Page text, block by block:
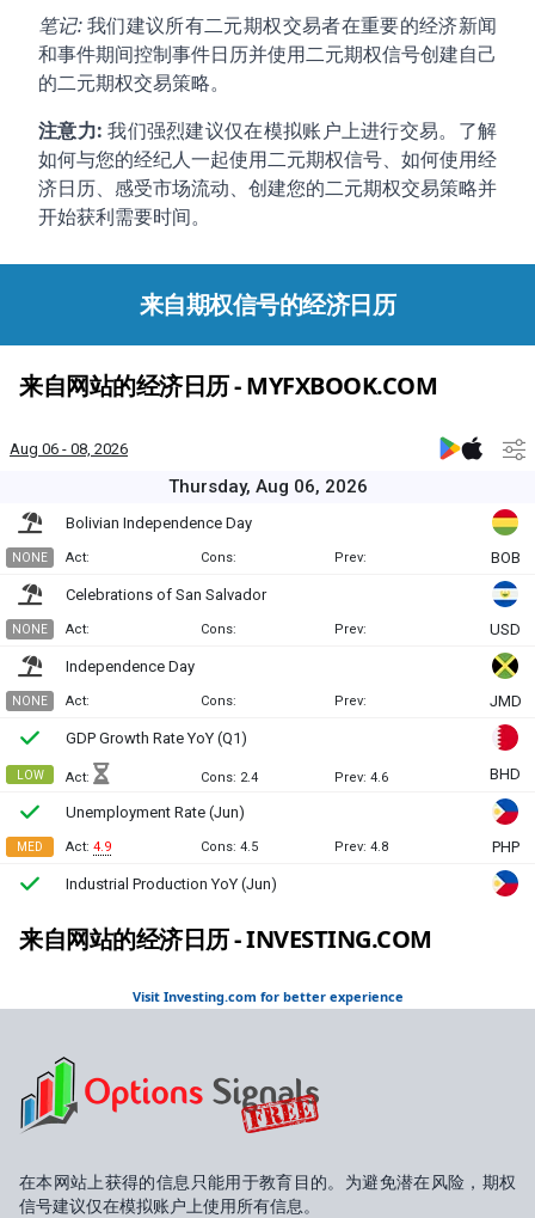
笔记:我们建议所有二元期权交易者在重要的经济新闻
和事件期间控制事件日历并使用二元期权信号创建自己
的二元期权交易策略。
注意力: 我们强烈建议仅在模拟账户上进行交易。了解
如何与您的经纪人一起使用二元期权信号、如何使用经
济日历、感受市场流动、创建您的二元期权交易策略并
开始获利需要时间。
来自期权信号的经济日历
来自网站的经济日历 - MYFXBOOK.COM
来自网站的经济日历 - INVESTING.COM
Visit Investing.com for better experience
在本网站上获得的信息只能用于教育目的。为避免潜在风险，期权
信号建议仅在模拟账户上使用所有信息。